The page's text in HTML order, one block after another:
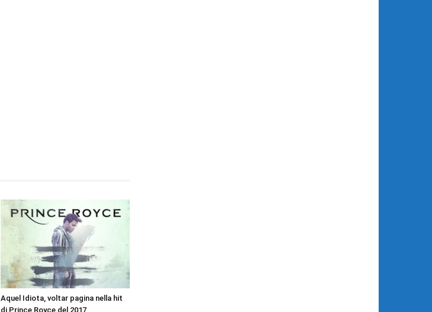
Aquel Idiota, voltar pagina nella hit
di Prince Royce del 2017